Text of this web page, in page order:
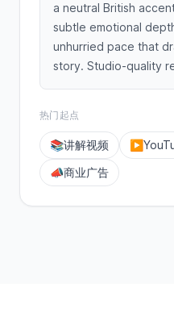
a neutral British
subtle emotional
unhurried pace that
story. Studio-quality
热门起点
📚讲解视频 ▶️
📣商业广告